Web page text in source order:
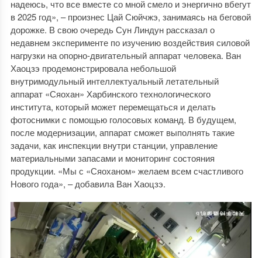
надеюсь, что все вместе со мной смело и энергично вбегут
в 2025 год», – произнес Цай Сюйчжэ, занимаясь на беговой
дорожке. В свою очередь Сун Линдун рассказал о
недавнем эксперименте по изучению воздействия силовой
нагрузки на опорно-двигательный аппарат человека. Ван
Хаоцзэ продемонстрировала небольшой
внутримодульный интеллектуальный летательный
аппарат «Сяохан» Харбинского технологического
института, который может перемещаться и делать
фотоснимки с помощью голосовых команд. В будущем,
после модернизации, аппарат сможет выполнять такие
задачи, как инспекции внутри станции, управление
материальными запасами и мониторинг состояния
продукции. «Мы с «Сяоханом» желаем всем счастливого
Нового года», – добавила Ван Хаоцзэ.